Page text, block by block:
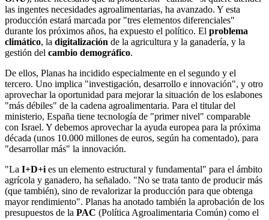
las ingentes necesidades agroalimentarias, ha avanzado. Y esta
producción estará marcada por "tres elementos diferenciales"
durante los próximos años, ha expuesto el político. El problema
climático, la digitalización de la agricultura y la ganadería, y la
gestión del cambio demográfico.
De ellos, Planas ha incidido especialmente en el segundo y el
tercero. Uno implica "investigación, desarrollo e innovación", y otro
aprovechar la oportunidad para mejorar la situación de los eslabones
"más débiles" de la cadena agroalimentaria. Para el titular del
ministerio, España tiene tecnología de "primer nivel" comparable
con Israel. Y debemos aprovechar la ayuda europea para la próxima
década (unos 10.000 millones de euros, según ha comentado), para
"desarrollar más" la innovación.
"La I+D+ies un elemento estructural y fundamental" para el ámbito
agrícola y ganadero, ha señalado. "No se trata tanto de producir más
(que también), sino de revalorizar la producción para que obtenga
mayor rendimiento". Planas ha anotado también la aprobación de los
presupuestos de la PAC (Política Agroalimentaria Común) como el